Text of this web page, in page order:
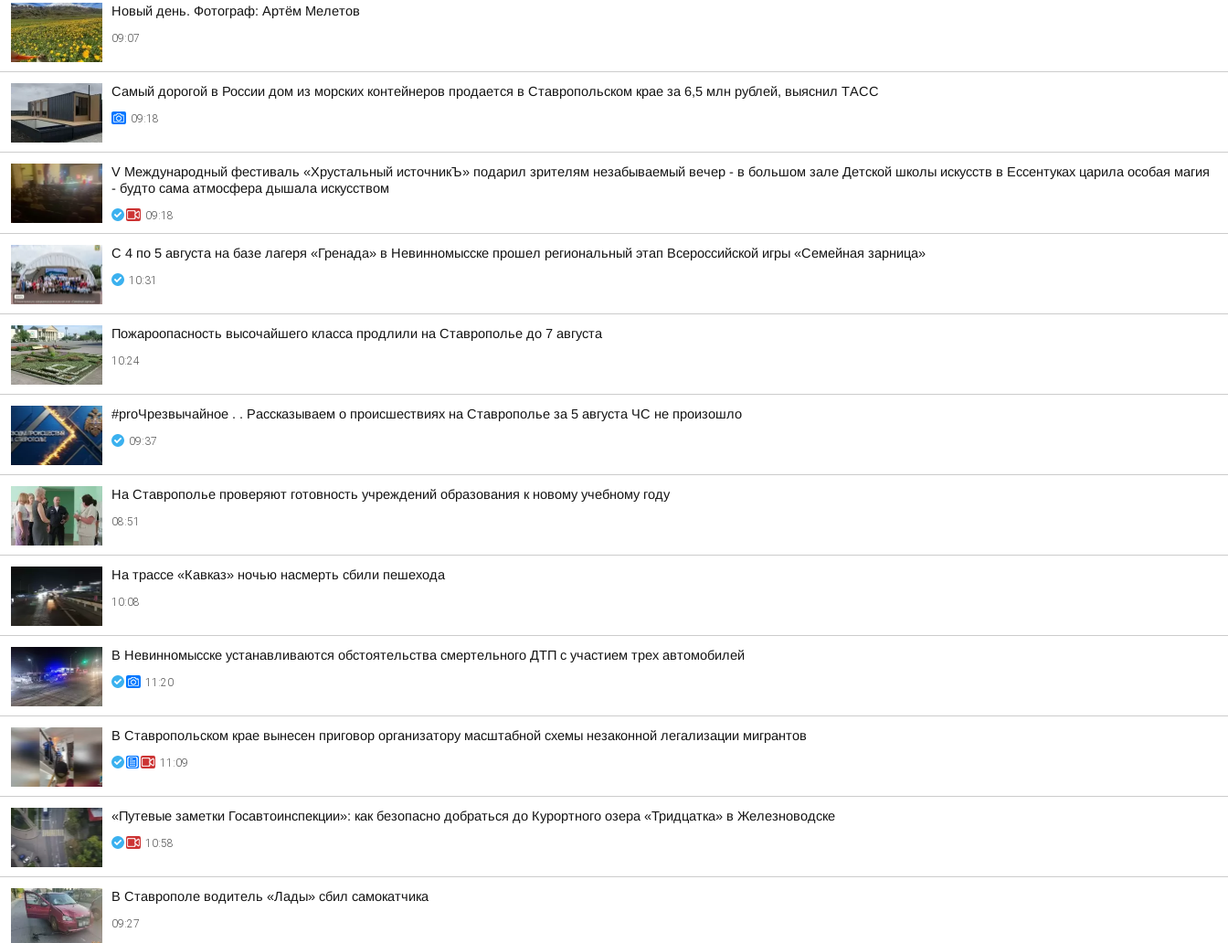
Новый день. Фотограф: Артём Мелетов
09:07
Самый дорогой в России дом из морских контейнеров продается в Ставропольском крае за 6,5 млн рублей, выяснил ТАСС
09:18
V Международный фестиваль «Хрустальный источникЪ» подарил зрителям незабываемый вечер - в большом зале Детской школы искусств в Ессентуках царила особая магия
- будто сама атмосфера дышала искусством
09:18
С 4 по 5 августа на базе лагеря «Гренада» в Невинномысске прошел региональный этап Всероссийской игры «Семейная зарница»
10:31
Пожароопасность высочайшего класса продлили на Ставрополье до 7 августа
10:24
#proЧрезвычайное . . Рассказываем о происшествиях на Ставрополье за 5 августа ЧС не произошло
09:37
На Ставрополье проверяют готовность учреждений образования к новому учебному году
08:51
На трассе «Кавказ» ночью насмерть сбили пешехода
10:08
В Невинномысске устанавливаются обстоятельства смертельного ДТП с участием трех автомобилей
11:20
В Ставропольском крае вынесен приговор организатору масштабной схемы незаконной легализации мигрантов
11:09
«Путевые заметки Госавтоинспекции»: как безопасно добраться до Курортного озера «Тридцатка» в Железноводске
10:58
В Ставрополе водитель «Лады» сбил самокатчика
09:27